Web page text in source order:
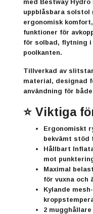
med BestwayHydro
uppblåsbara
ergonomisk
funktioner för
för solbad, flytning
poolkanten.
Tillverkad av
material, designad
användning för
⭐ Viktiga
Ergonomiskt
bekvämt stöd
Hållbart
mot
Maximal
för vuxna och
Kylande
2 mugghållare